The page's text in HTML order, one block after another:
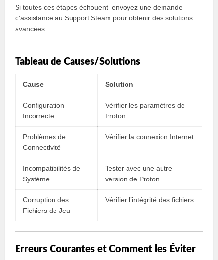
Si toutes ces étapes échouent, envoyez une demande
d’assistance au Support Steam pour obtenir des solutions
avancées.
Tableau de Causes/Solutions
Cause Solution
Configuration
Incorrecte
Vérifier les paramètres de
Proton
Problèmes de
Connectivité
Vérifier la connexion Internet
Incompatibilités de
Système
Tester avec une autre
version de Proton
Corruption des
Fichiers de Jeu
Vérifier l’intégrité des fichiers
Erreurs Courantes et Comment les Éviter